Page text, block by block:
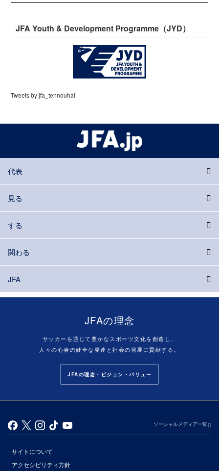
JFA Youth & Development Programme（JYD）
Tweets by jfa_tennouhai
代表
見る
する
関わる
JFA
JFAの理念
サッカーを通じて豊かなスポーツ文化を創造し、
人々の心身の健全な発達と社会の発展に貢献する。
JFAの理念・ビジョン・バリュー
ソーシャルメディア一覧
サイトについて
アクセシビリティ方針